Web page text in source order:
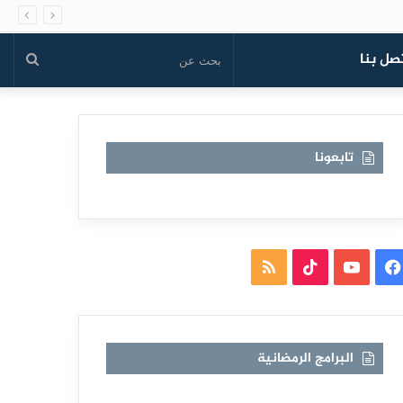
بنا بحث
تابعونا
فيسبوكيوتيوب TikTokملخص
البرامج الرمضانية